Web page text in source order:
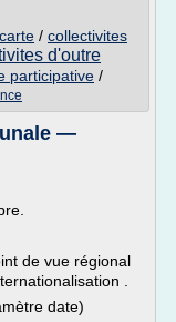
/ collectivites
d'outre
participative /
—
de vue régional
.
date)